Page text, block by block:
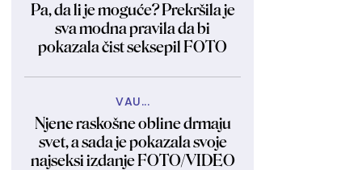
Pa, da li je moguće? Prekršila je
sva modna pravila da bi
pokazala čist seksepil FOTO
VAU...
Njene raskošne obline drmaju
svet, a sada je pokazala svoje
najseksi izdanje FOTO/VIDEO